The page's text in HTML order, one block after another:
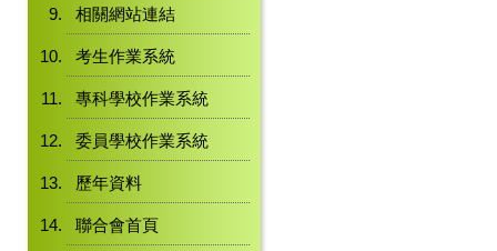
相關網站連結
考生作業系統
專科學校作業系統
委員學校作業系統
歷年資料
聯合會首頁